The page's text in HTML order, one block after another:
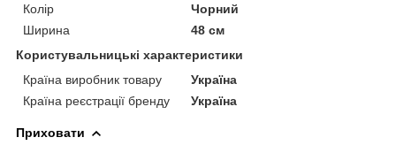
Колір
Чорний
Ширина
48 см
Користувальницькі характеристики
Країна виробник товару
Україна
Країна реєстрації бренду
Україна
Приховати